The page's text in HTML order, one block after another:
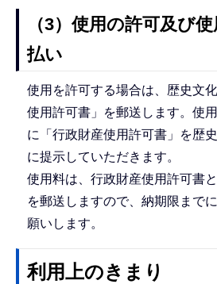
（3）使用の許可及び
払い
使用を許可する場合は、歴史文
使用許可書」を郵送します。使
に「行政財産使用許可書」を歴
に提示していただきます。
使用料は、行政財産使用許可書
を郵送しますので、納期限まで
願いします。
利用上のきまり